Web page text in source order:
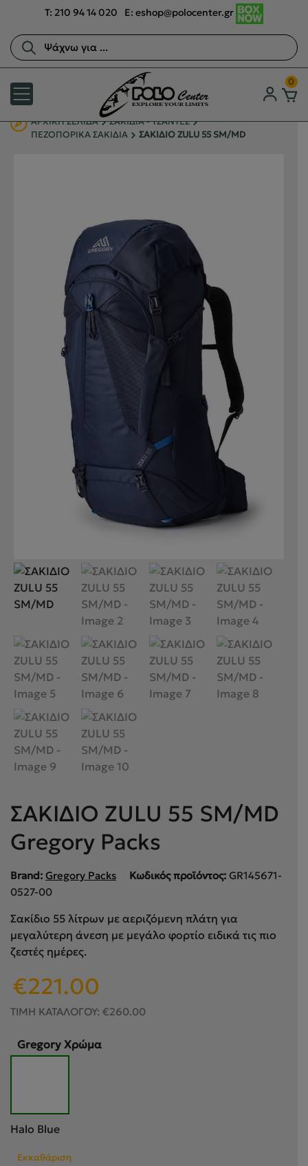
T: 210 94 14 020 E:eshop@polocenter.gr
0
Αναζήτηση
προϊόντων
ΑΡΧΙΚΉ ΣΕΛΊΔΑ
ΣΑΚΙΔΙΑ - ΤΣΑΝΤΕΣ
ΠΕΖΟΠΟΡΙΚΑ ΣΑΚΙΔΙΑ
ΣΑΚΙΔΙΟ ZULU 55 SM/MD
ΣΑΚΙΔΙΟ ZULU 55 SM/MD
Gregory Packs
Brand: Gregory Packs Κωδικός προϊόντος: GR145671-
0527-00
Σακίδιο 55 λίτρων με αεριζόμενη πλάτη για
μεγαλύτερη άνεση με μεγάλο φορτίο ειδικά τις πιο
ζεστές ημέρες.
Original
price
was:
€221.00
τιμή
€221.00.
ΤΙΜΗ ΚΑΤΑΛΟΓΟΥ: €260.00
Gregory Χρώμα
Halo Blue
Εκκαθάριση